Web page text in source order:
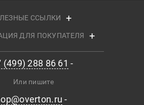
ССЫЛКИ
ДЛЯ ПОКУПАТЕЛЯ
(499) 288 86 61
Или пишите